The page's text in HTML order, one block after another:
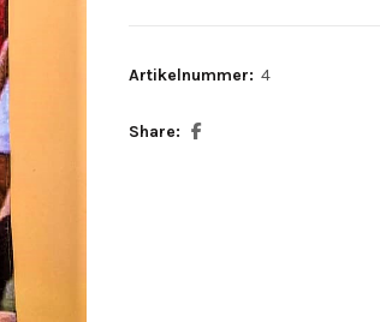
Artikelnummer: 4
Share